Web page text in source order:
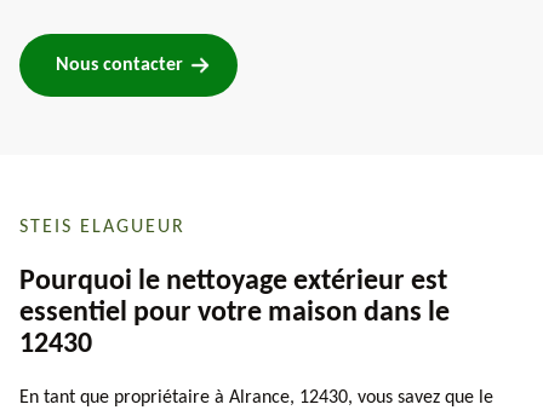
Nous contacter
STEIS ELAGUEUR
Pourquoi le nettoyage extérieur est
essentiel pour votre maison dans le
12430
En tant que propriétaire à Alrance, 12430, vous savez que le